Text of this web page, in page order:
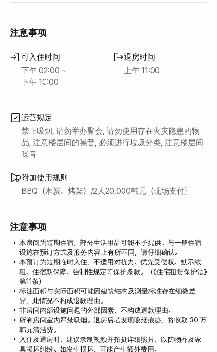
注意事项
可入住时间
下午 02:00 ~
下午 10:00
退房时间
上午 11:00
运营规定
禁止吸烟, 请勿举办聚会, 请勿使用存在火灾隐患的物
品, 注意楼层间的噪音, 必须进行垃圾分类, 注意楼层间
噪音
附加使用规则
BBQ（木炭、烤架）/2人20,000韩元（现场支付）
注意事项
本房间为短期住宿，部分生活用品可能不予提供。与一般住宿
设施在预订方式及服务内容上有所不同，请仔细确认。
本预订为短期临时入住，不适用对抗力、优先受偿权、默示续
租、住宿期保障、强制性规定等保护条款。（《住宅租赁保护法》
第11条）
标注面积与实际面积可能因建筑结构及测量标准存在细微差
异，此情况不构成退款理由。
非房间内部设施问题的外部因素，不构成退款理由。
所有房间室内严禁吸烟。退房后若发现吸烟痕迹，将收取 30 万
韩元清洁费。
入住及退房时，建议录制视频并拍摄详细照片，以防物品及家
具损坏纠纷。如发生损坏，可能产生额外费用。